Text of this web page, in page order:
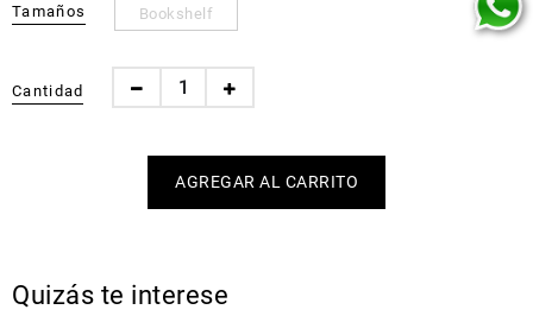
Tamaños Bookshelf
Cantidad
Quizás te interese